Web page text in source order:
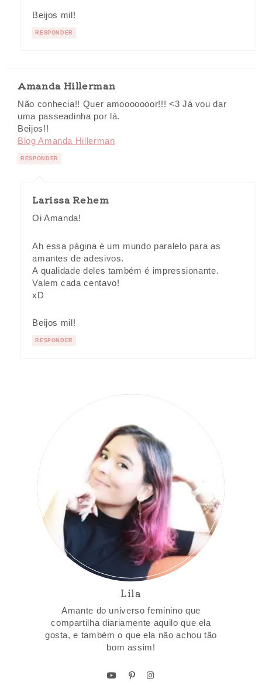
Beijos mil!
RESPONDER
Amanda Hillerman
Não conhecia!! Quer amooooooor!!! <3 Já vou dar
uma passeadinha por lá.
Beijos!!
Blog Amanda Hillerman
RESPONDER
Larissa Rehem
Oi Amanda!
Ah essa página é um mundo paralelo para as
amantes de adesivos.
A qualidade deles também é impressionante.
Valem cada centavo!
xD
Beijos mil!
RESPONDER
Lila
Amante do universo feminino que
compartilha diariamente aquilo que ela
gosta, e também o que ela não achou tão
bom assim!